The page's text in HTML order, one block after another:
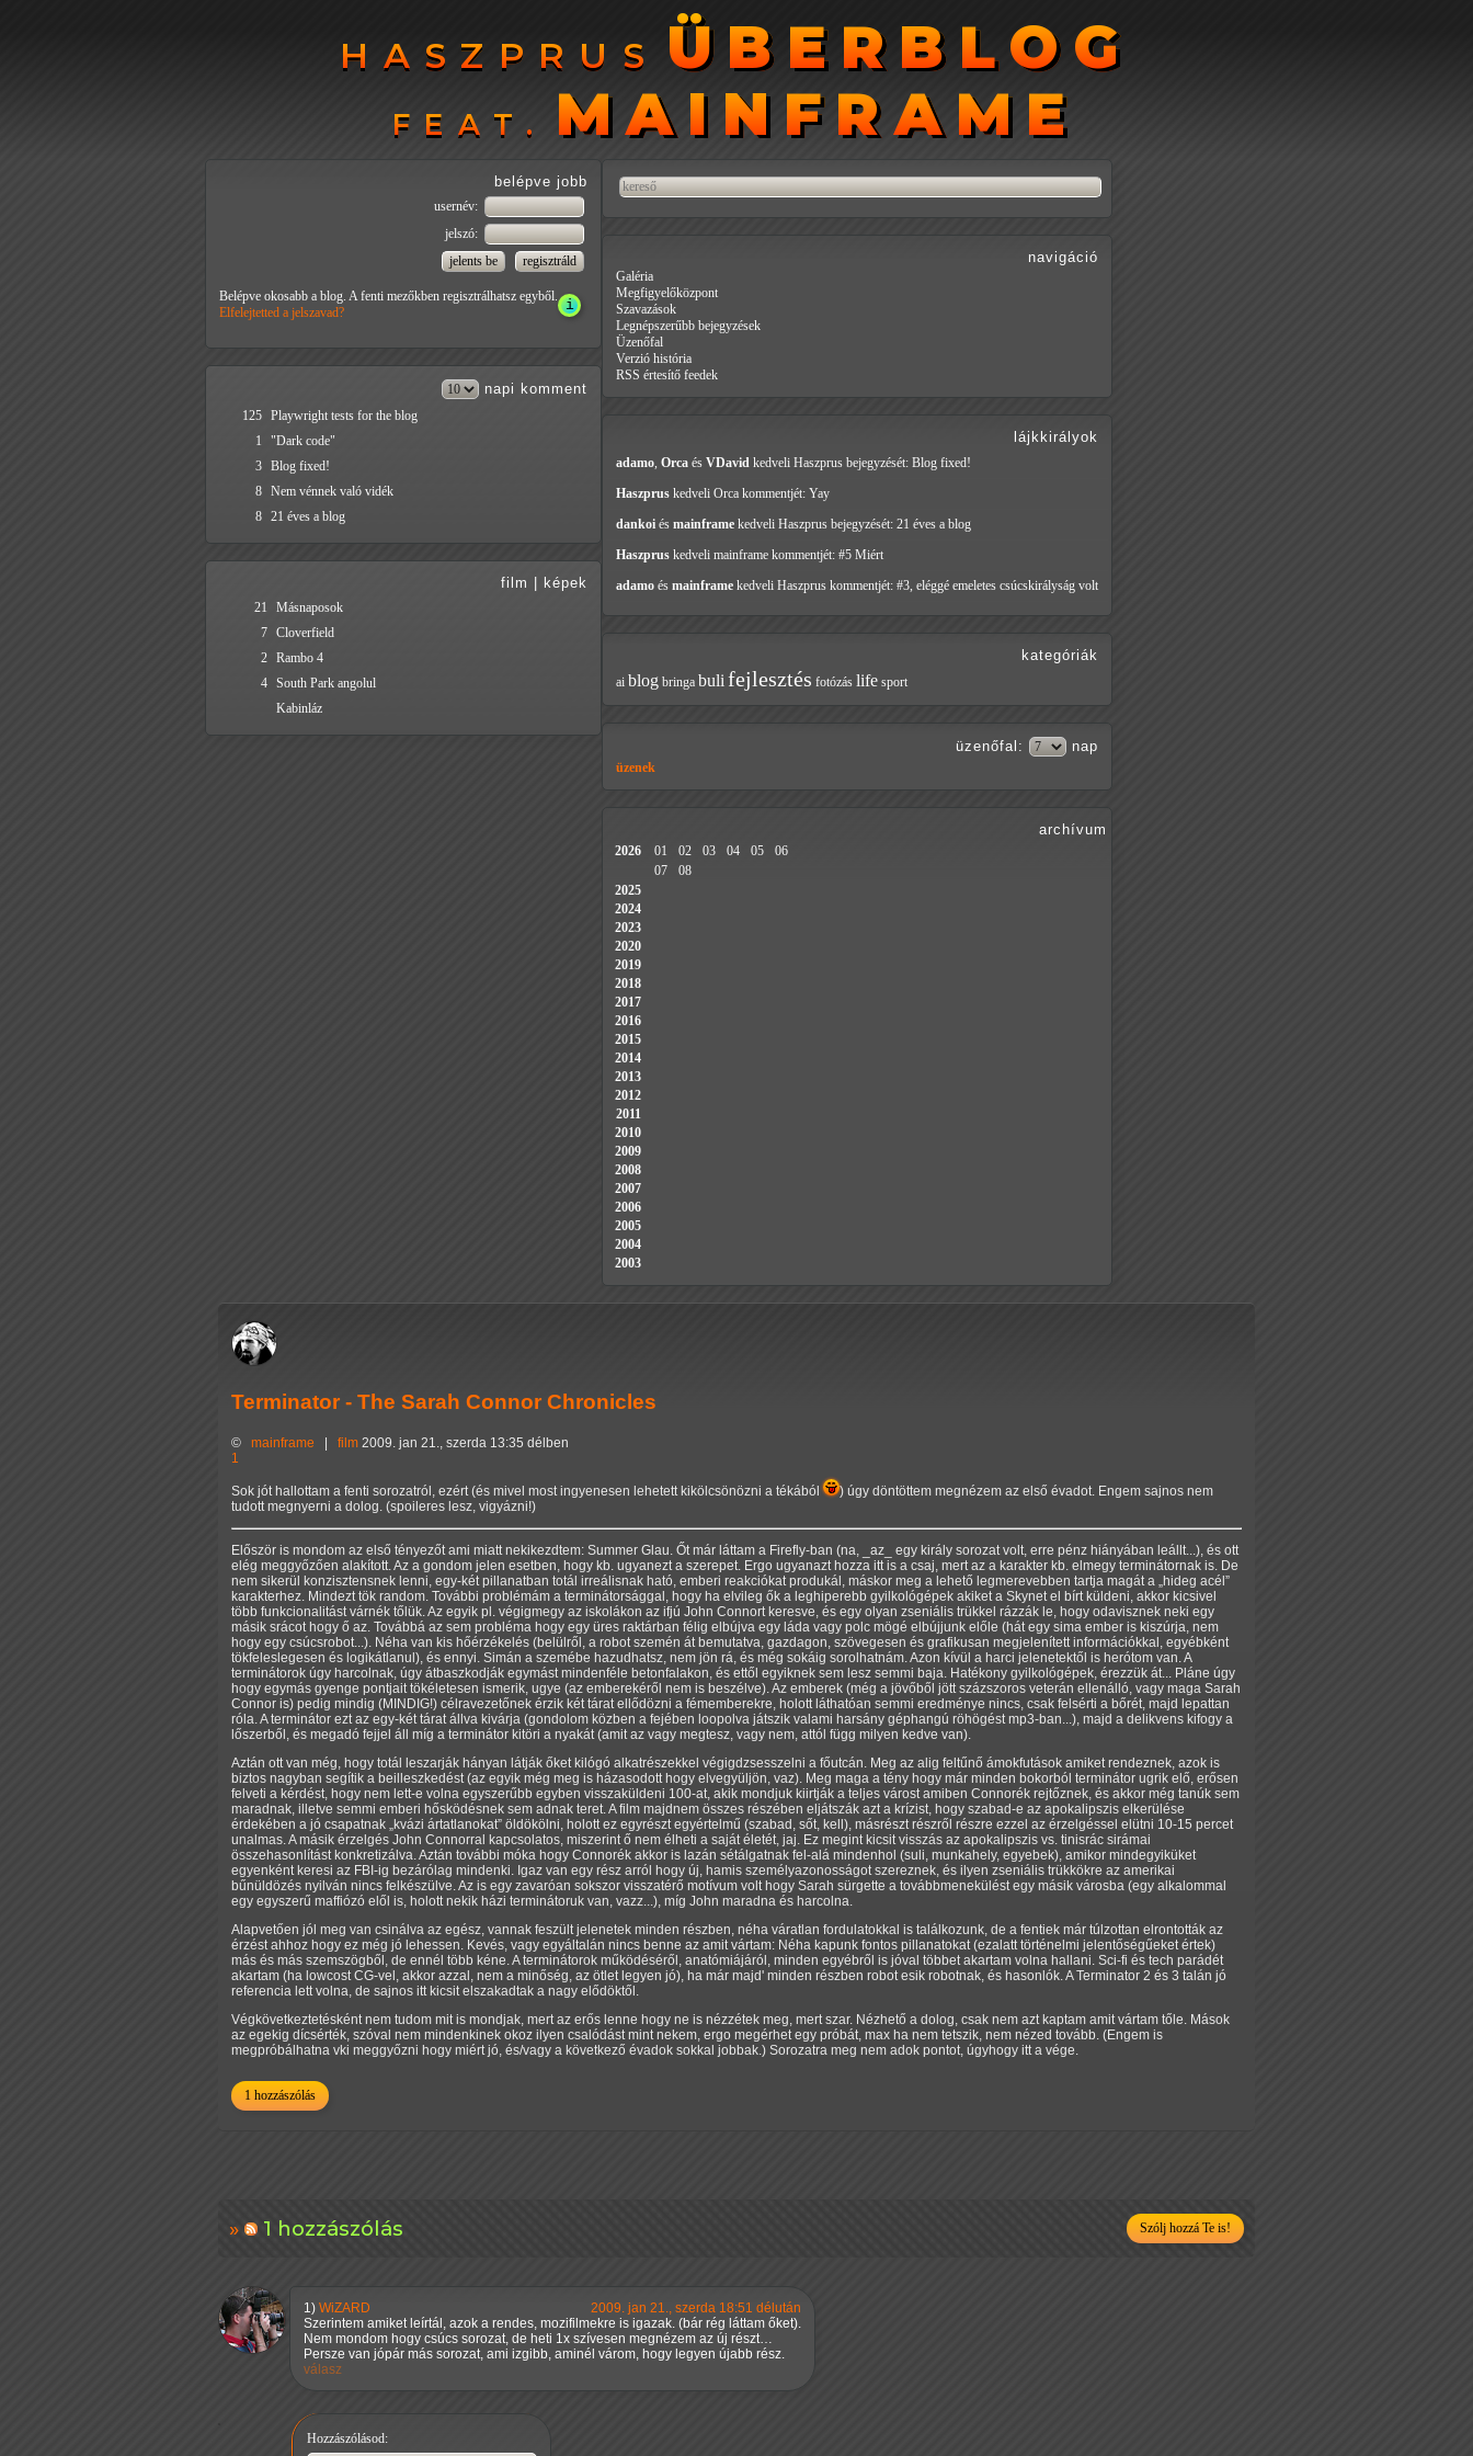
HASZPRUS ÜBERBLOG
HASZPRUS ÜBERBLOG
FEAT. MAINFRAME
FEAT. MAINFRAME
Terminator - The Sarah Connor Chronicles
© mainframe | film 2009. jan 21., szerda 13:35 délben
1
Sok jót hallottam a fenti sorozatról, ezért (és mivel most ingyenesen lehetett kikölcsönözni a tékából
) úgy döntöttem megnézem az első évadot. Engem sajnos nem
tudott megnyerni a dolog. (spoileres lesz, vigyázni!)
Először is mondom az első tényezőt ami miatt nekikezdtem: Summer Glau. Őt már láttam a Firefly-ban (na, _az_ egy király sorozat volt, erre pénz hiányában leállt...), és ott
elég meggyőzően alakított. Az a gondom jelen esetben, hogy kb. ugyanezt a szerepet. Ergo ugyanazt hozza itt is a csaj, mert az a karakter kb. elmegy terminátornak is. De
nem sikerül konzisztensnek lenni, egy-két pillanatban totál irreálisnak ható, emberi reakciókat produkál, máskor meg a lehető legmerevebben tartja magát a hideg acél
karakterhez. Mindezt tök random. További problémám a terminátorsággal, hogy ha elvileg ők a leghiperebb gyilkológépek akiket a Skynet el bírt küldeni, akkor kicsivel
több funkcionalitást várnék tőlük. Az egyik pl. végigmegy az iskolákon az ifjú John Connort keresve, és egy olyan zseniális trükkel rázzák le, hogy odavisznek neki egy
másik srácot hogy ő az. Továbbá az sem probléma hogy egy üres raktárban félig elbújva egy láda vagy polc mögé elbújjunk előle (hát egy sima ember is kiszúrja, nem
hogy egy csúcsrobot...). Néha van kis hőérzékelés (belülről, a robot szemén át bemutatva, gazdagon, szövegesen és grafikusan megjelenített információkkal, egyébként
tökfeleslegesen és logikátlanul), és ennyi. Simán a szemébe hazudhatsz, nem jön rá, és még sokáig sorolhatnám. Azon kívül a harci jelenetektől is herótom van. A
terminátorok úgy harcolnak, úgy átbaszkodják egymást mindenféle betonfalakon, és ettől egyiknek sem lesz semmi baja. Hatékony gyilkológépek, érezzük át... Pláne úgy
hogy egymás gyenge pontjait tökéletesen ismerik, ugye (az emberekéről nem is beszélve). Az emberek (még a jövőből jött százszoros veterán ellenálló, vagy maga Sarah
Connor is) pedig mindig (MINDIG!) célravezetőnek érzik két tárat ellődözni a fémemberekre, holott láthatóan semmi eredménye nincs, csak felsérti a bőrét, majd lepattan
róla. A terminátor ezt az egy-két tárat állva kivárja (gondolom közben a fejében loopolva játszik valami harsány géphangú röhögést mp3-ban...), majd a delikvens kifogy a
lőszerből, és megadó fejjel áll míg a terminátor kitöri a nyakát (amit az vagy megtesz, vagy nem, attól függ milyen kedve van).
Aztán ott van még, hogy totál leszarják hányan látják őket kilógó alkatrészekkel végigdzsesszelni a főutcán. Meg az alig feltűnő ámokfutások amiket rendeznek, azok is
biztos nagyban segítik a beilleszkedést (az egyik még meg is házasodott hogy elvegyüljön, vaz). Meg maga a tény hogy már minden bokorból terminátor ugrik elő, erősen
felveti a kérdést, hogy nem lett-e volna egyszerűbb egyben visszaküldeni 100-at, akik mondjuk kiirtják a teljes várost amiben Connorék rejtőznek, és akkor még tanúk sem
maradnak, illetve semmi emberi hősködésnek sem adnak teret. A film majdnem összes részében eljátszák azt a krízist, hogy szabad-e az apokalipszis elkerülése
érdekében a jó csapatnak kvázi ártatlanokat öldökölni, holott ez egyrészt egyértelmű (szabad, sőt, kell), másrészt részről részre ezzel az érzelgéssel elütni 10-15 percet
unalmas. A másik érzelgés John Connorral kapcsolatos, miszerint ő nem élheti a saját életét, jaj. Ez megint kicsit visszás az apokalipszis vs. tinisrác sirámai
összehasonlítást konkretizálva. Aztán további móka hogy Connorék akkor is lazán sétálgatnak fel-alá mindenhol (suli, munkahely, egyebek), amikor mindegyiküket
egyenként keresi az FBI-ig bezárólag mindenki. Igaz van egy rész arról hogy új, hamis személyazonosságot szereznek, és ilyen zseniális trükkökre az amerikai
bűnüldözés nyilván nincs felkészülve. Az is egy zavaróan sokszor visszatérő motívum volt hogy Sarah sürgette a továbbmenekülést egy másik városba (egy alkalommal
egy egyszerű maffiózó elől is, holott nekik házi terminátoruk van, vazz...), míg John maradna és harcolna.
Alapvetően jól meg van csinálva az egész, vannak feszült jelenetek minden részben, néha váratlan fordulatokkal is találkozunk, de a fentiek már túlzottan elrontották az
érzést ahhoz hogy ez még jó lehessen. Kevés, vagy egyáltalán nincs benne az amit vártam: Néha kapunk fontos pillanatokat (ezalatt történelmi jelentőségűeket értek)
más és más szemszögből, de ennél több kéne. A terminátorok működéséről, anatómiájáról, minden egyébről is jóval többet akartam volna hallani. Sci-fi és tech parádét
akartam (ha lowcost CG-vel, akkor azzal, nem a minőség, az ötlet legyen jó), ha már majd' minden részben robot esik robotnak, és hasonlók. A Terminator 2 és 3 talán jó
referencia lett volna, de sajnos itt kicsit elszakadtak a nagy elődöktől.
Végkövetkeztetésként nem tudom mit is mondjak, mert az erős lenne hogy ne is nézzétek meg, mert szar. Nézhető a dolog, csak nem azt kaptam amit vártam tőle. Mások
az egekig dícsérték, szóval nem mindenkinek okoz ilyen csalódást mint nekem, ergo megérhet egy próbát, max ha nem tetszik, nem nézed tovább. (Engem is
megpróbálhatna vki meggyőzni hogy miért jó, és/vagy a következő évadok sokkal jobbak.) Sorozatra meg nem adok pontot, úgyhogy itt a vége.
1 hozzászólás
1 hozzászólás Szólj hozzá Te is!
1) WiZARD
2009. jan 21., szerda 18:51 délután
Szerintem amiket leírtál, azok a rendes, mozifilmekre is igazak. (bár rég láttam őket).
Nem mondom hogy csúcs sorozat, de heti 1x szívesen megnézem az új részt…
Persze van jópár más sorozat, ami izgibb, aminél várom, hogy legyen újabb rész.
válasz
Hozzászólásod:
belépve jobb
usernév:
jelszó:
Belépve okosabb a blog. A fenti mezőkben regisztrálhatsz egyből.
Elfelejtetted a jelszavad?
napi komment
125 Playwright tests for the blog
1
"Dark code"
3 Blog fixed!
8 Nem vénnek való vidék
8 21 éves a blog
film képek
21
Másnaposok
7 Cloverfield
2 Rambo 4
4 South Park angolul
Kabinláz
navigáció
Galéria
Megfigyelőközpont
Szavazások
Legnépszerűbb bejegyzések
Üzenőfal
Verzió história
RSS értesítő feedek
lájkkirályok
adamo, Orca és VDavid kedveli Haszprus bejegyzését: Blog fixed!
Haszprus kedveli Orca kommentjét: Yay
dankoi és mainframe kedveli Haszprus bejegyzését: 21 éves a blog
Haszprus kedveli mainframe kommentjét: #5 Miért
adamo és mainframe kedveli Haszprus kommentjét: #3, eléggé emeletes csúcskirályság volt
kategóriák
ai blog bringa bulifejlesztés fotózás life sport
üzenőfal : nap
üzenek
archívum
2026 01 02 03 04 05
06
07
08
2025
2024
2023
2020
2019
2018
2017
2016
2015
2014
2013
2012
2011
2010
2009
2008
2007
2006
2005
2004
2003